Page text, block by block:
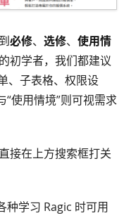
必修、 选修、 使用情
初学者，我们都建议
、子表格、权限设
“使用情境”则可视需求
接在上方搜索框打关
种学习 Ragic 时可用